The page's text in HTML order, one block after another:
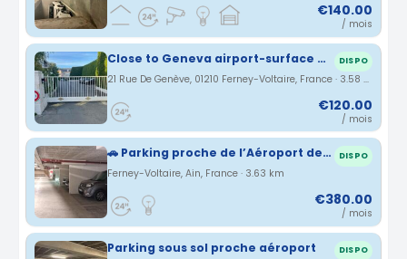
€140.00
/ mois
Close to Geneva airport-surface parking in gated residence DISPO
21 Rue De Genève, 01210 Ferney-Voltaire, France · 3.58 km
€120.00
/ mois
🚗 Parking proche de l’Aéroport de Genève – Dès 5€ / jour (NAVETTE Inclus depuis et vers L'aéroport de Genève) DISPO
Ferney-Voltaire, Ain, France · 3.63 km
€380.00
/ mois
Parking sous sol proche aéroport DISPO